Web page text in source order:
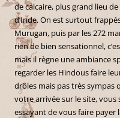
de calcaire, plus grand lieu
d’Inde. On est surtout
Murugan, puis par les 272
rien de bien sensationnel,
mais il règne une ambiance
regarder les Hindous faire
drôles mais pas très sympas
votre arrivée sur le site,
essayant de vous faire payer